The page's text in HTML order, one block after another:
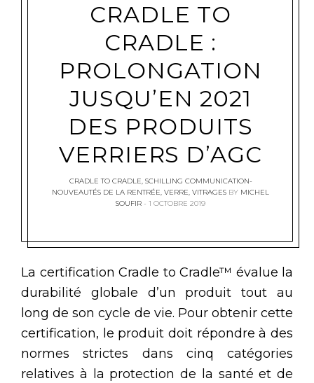
CRADLE TO
CRADLE :
PROLONGATION
JUSQU’EN 2021
DES PRODUITS
VERRIERS D’AGC
CRADLE TO CRADLE, SCHILLING COMMUNICATION-
NOUVEAUTÉS DE LA RENTRÉE, VERRE, VITRAGES BY MICHEL
SOUFIR
1 OCTOBRE 2019
La certification Cradle to Cradle™ évalue la
durabilité globale d’un produit tout au
long de son cycle de vie. Pour obtenir cette
certification, le produit doit répondre à des
normes strictes dans cinq catégories
relatives à la protection de la santé et de